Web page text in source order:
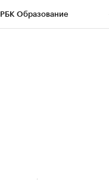
РБК Образование